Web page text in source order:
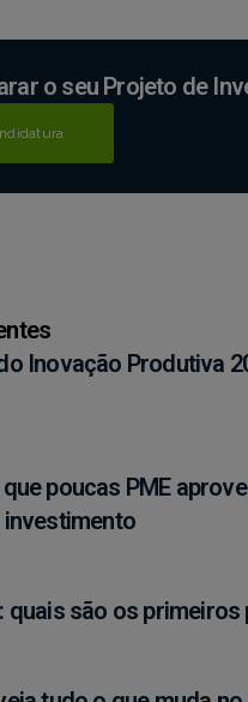
o seu Projeto de
Inovação Produtiva
poucas PME
quais são os primeiros